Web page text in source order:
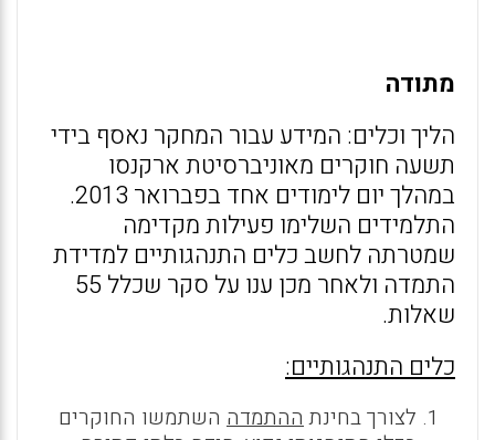
מתודה
הליך וכלים: המידע עבור המחקר נאסף בידי
תשעה חוקרים מאוניברסיטת ארקנסו
במהלך יום לימודים אחד בפברואר 2013.
התלמידים השלימו פעילות מקדימה
שמטרתה לחשב כלים התנהגותיים למדידת
התמדה ולאחר מכן ענו על סקר שכלל 55
שאלות.
כלים התנהגותיים:
לצורך בחינתההתמדה השתמשו החוקרים